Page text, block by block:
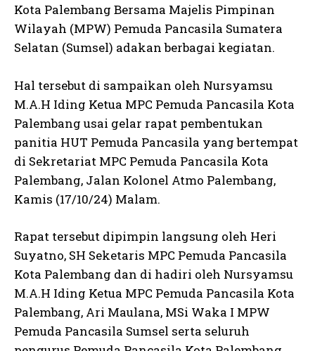
Kota Palembang Bersama Majelis Pimpinan
Wilayah (MPW) Pemuda Pancasila Sumatera
Selatan (Sumsel) adakan berbagai kegiatan.
Hal tersebut di sampaikan oleh Nursyamsu
M.A.H Iding Ketua MPC Pemuda Pancasila Kota
Palembang usai gelar rapat pembentukan
panitia HUT Pemuda Pancasila yang bertempat
di Sekretariat MPC Pemuda Pancasila Kota
Palembang, Jalan Kolonel Atmo Palembang,
Kamis (17/10/24) Malam.
Rapat tersebut dipimpin langsung oleh Heri
Suyatno, SH Seketaris MPC Pemuda Pancasila
Kota Palembang dan di hadiri oleh Nursyamsu
M.A.H Iding Ketua MPC Pemuda Pancasila Kota
Palembang, Ari Maulana, MSi Waka I MPW
Pemuda Pancasila Sumsel serta seluruh